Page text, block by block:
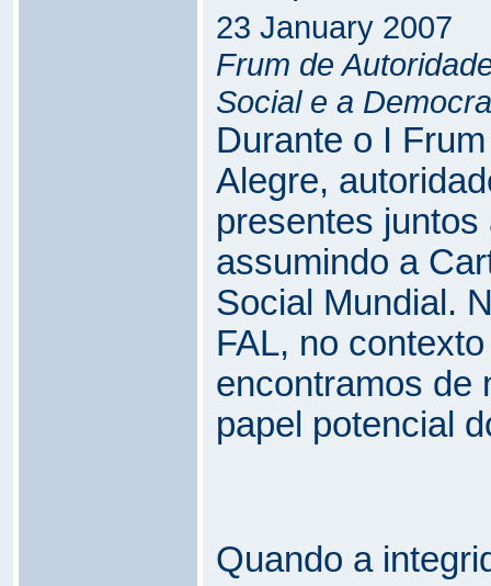
23 January 2007
Frum de
Social e a
Durante o I
Alegre,
presentes
assumindo a
Social Mundial.
FAL, no
encontramos de
papel potencial
Quando a